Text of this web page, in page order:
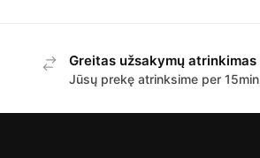
Greitas užsakymų atrinkimas
Jūsų prekę atrinksime per 15min